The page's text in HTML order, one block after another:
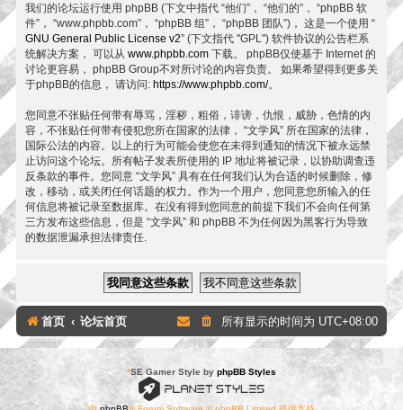
我们的论坛运行使用 phpBB (下文中指代 “他们”， “他们的”， “phpBB 软
件”， “www.phpbb.com”， “phpBB 组”， “phpBB 团队”)， 这是一个使用 “
GNU General Public License v2” (下文指代 "GPL") 软件协议的公告栏系
统解决方案， 可以从 www.phpbb.com 下载。 phpBB仅使基于 Internet 的
讨论更容易， phpBB Group不对所讨论的内容负责。 如果希望得到更多关
于phpBB的信息， 请访问: https://www.phpbb.com/。
您同意不张贴任何带有辱骂，淫秽，粗俗，诽谤，仇恨，威胁，色情的内
容，不张贴任何带有侵犯您所在国家的法律， “文学风” 所在国家的法律，
国际公法的内容。以上的行为可能会使您在未得到通知的情况下被永远禁
止访问这个论坛。所有帖子发表所使用的 IP 地址将被记录，以协助调查违
反条款的事件。您同意 “文学风” 具有在任何我们认为合适的时候删除，修
改，移动，或关闭任何话题的权力。作为一个用户，您同意您所输入的任
何信息将被记录至数据库。在没有得到您同意的前提下我们不会向任何第
三方发布这些信息，但是 “文学风” 和 phpBB 不为任何因为黑客行为导致
的数据泄漏承担法律责任.
首页 论坛首页 所有显示的时间为 UTC+08:00
*SE Gamer Style by phpBB Styles